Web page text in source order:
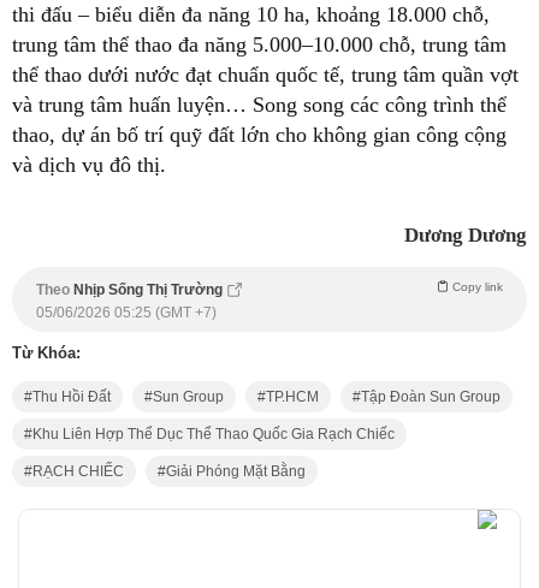
thi đấu – biểu diễn đa năng 10 ha, khoảng 18.000 chỗ,
trung tâm thể thao đa năng 5.000–10.000 chỗ, trung tâm
thể thao dưới nước đạt chuẩn quốc tế, trung tâm quần vợt
và trung tâm huấn luyện… Song song các công trình thể
thao, dự án bố trí quỹ đất lớn cho không gian công cộng
và dịch vụ đô thị.
Dương Dương
Theo Nhịp Sống Thị Trường Copy link
05/06/2026 05:25 (GMT +7)
Từ Khóa:
Thu Hồi Đất Sun Group TP.HCM Tập Đoàn Sun Group
Khu Liên Hợp Thể Dục Thể Thao Quốc Gia Rạch Chiếc
RẠCH CHIẾC Giải Phóng Mặt Bằng